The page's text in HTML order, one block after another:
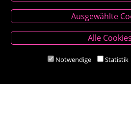
Kontakt
Besold Buch-
Hauptplatz 14, 9300 St.
M:
Ausgewählte
Alle Cookies
Notwendige Statistik